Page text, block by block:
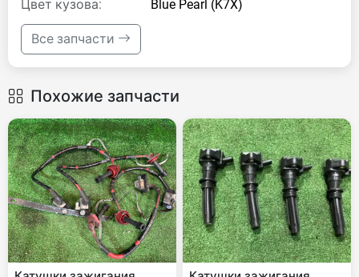
Цвет кузова: Blue Pearl (K7X)
Все запчасти
Похожие запчасти